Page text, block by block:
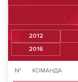
2012
2016
№ КОМАНДА